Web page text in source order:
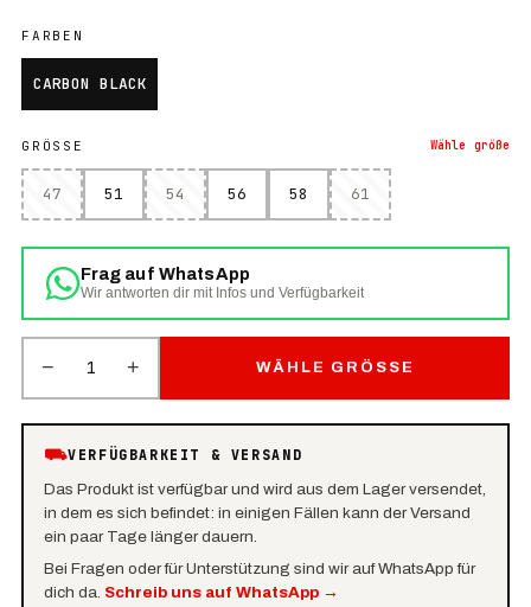
FARBEN
CARBON BLACK
GRÖSSE Wähle größe
47 51 54 56 58 61
Frag auf WhatsApp
Wir antworten dir mit Infos und Verfügbarkeit
− 1 + WÄHLE GRÖSSE
⛟VERFÜGBARKEIT & VERSAND
Das Produkt ist verfügbar und wird aus dem Lager versendet,
in dem es sich befindet: in einigen Fällen kann der Versand
ein paar Tage länger dauern.
Bei Fragen oder für Unterstützung sind wir auf WhatsApp für
dich da. Schreib uns auf WhatsApp→